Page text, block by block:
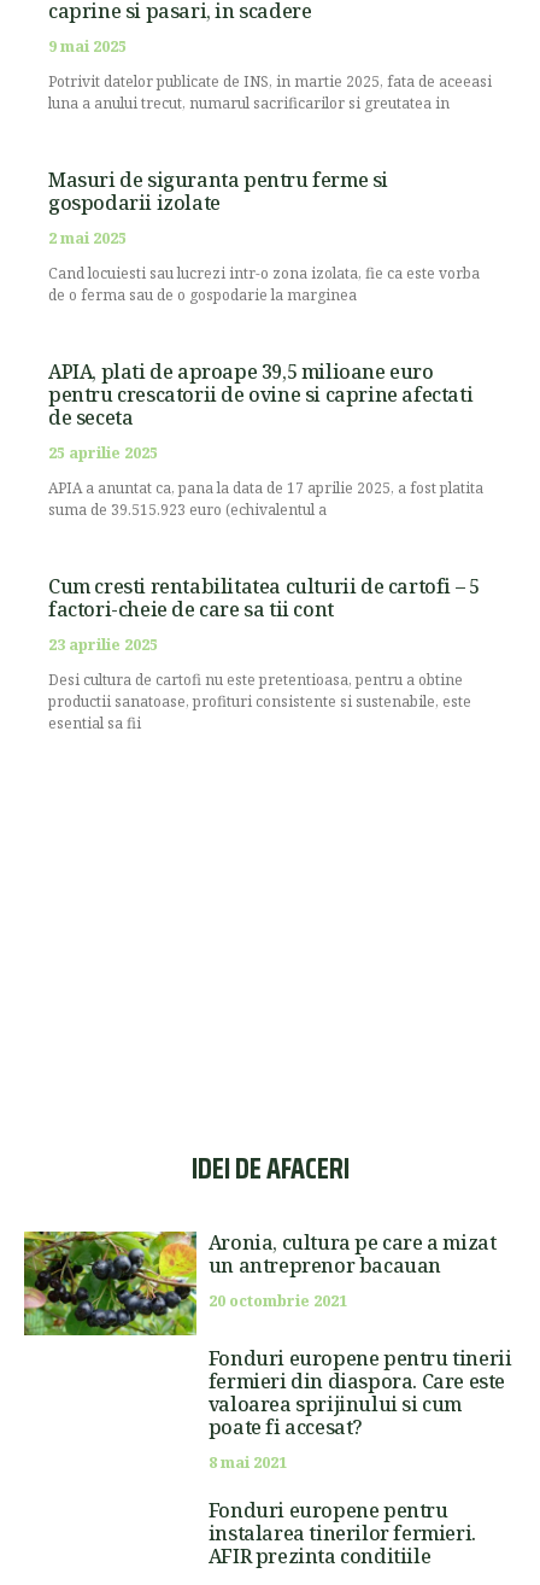
caprine si pasari, in scadere
9 mai 2025
Potrivit datelor publicate de INS, in martie 2025, fata de aceeasi
luna a anului trecut, numarul sacrificarilor si greutatea in
Masuri de siguranta pentru ferme si
gospodarii izolate
2 mai 2025
Cand locuiesti sau lucrezi intr-o zona izolata, fie ca este vorba
de o ferma sau de o gospodarie la marginea
APIA, plati de aproape 39,5 milioane euro
pentru crescatorii de ovine si caprine afectati
de seceta
25 aprilie 2025
APIA a anuntat ca, pana la data de 17 aprilie 2025, a fost platita
suma de 39.515.923 euro (echivalentul a
Cum cresti rentabilitatea culturii de cartofi – 5
factori-cheie de care sa tii cont
23 aprilie 2025
Desi cultura de cartofi nu este pretentioasa, pentru a obtine
productii sanatoase, profituri consistente si sustenabile, este
esential sa fii
IDEI DE AFACERI
Aronia, cultura pe care a mizat
un antreprenor bacauan
20 octombrie 2021
Fonduri europene pentru tinerii
fermieri din diaspora. Care este
valoarea sprijinului si cum
poate fi accesat?
8 mai 2021
Fonduri europene pentru
instalarea tinerilor fermieri.
AFIR prezinta conditiile